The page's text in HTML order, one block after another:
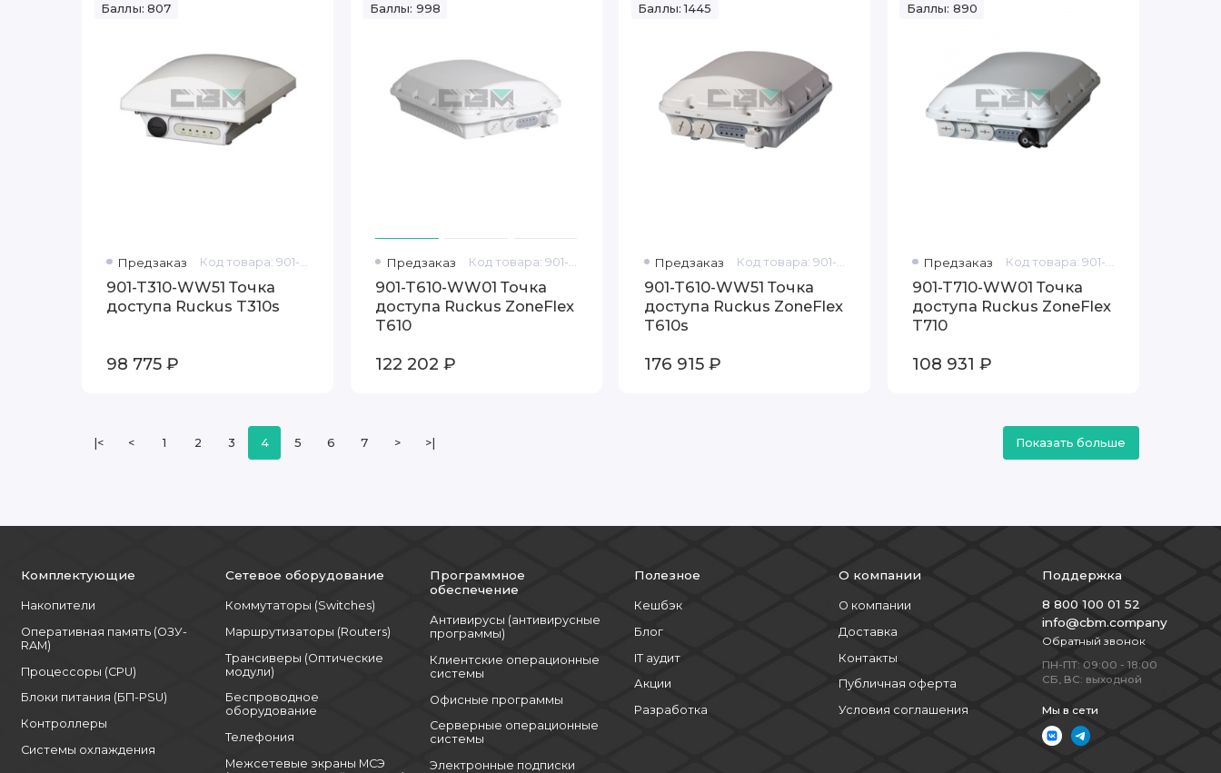
Баллы: 807
Предзаказ Код товара: 901-T310-WW51
901-T310-WW51 Точка
доступа Ruckus T310s
98 775 ₽
Баллы: 998
Предзаказ Код товара: 901-T610-WW01
901-T610-WW01 Точка
доступа Ruckus ZoneFlex
T610
122 202 ₽
Баллы: 1445
Предзаказ Код товара: 901-T610-WW51
901-T610-WW51 Точка
доступа Ruckus ZoneFlex
T610s
176 915 ₽
Баллы: 890
Предзаказ Код товара: 901-T710-WW01
901-T710-WW01 Точка
доступа Ruckus ZoneFlex
T710
108 931 ₽
|< < 1 2 3 4 5 6 7 > >| Показать больше
Комплектующие
Накопители
Оперативная память (ОЗУ-
RAM)
Процессоры (CPU)
Блоки питания (БП-PSU)
Контроллеры
Системы охлаждения
Сетевое оборудование
Коммутаторы (Switches)
Маршрутизаторы (Routers)
Трансиверы (Оптические
модули)
Беспроводное
оборудование
Телефония
Межсетевые экраны МСЭ
Программное
обеспечение
Антивирусы (антивирусные
программы)
Клиентские операционные
системы
Офисные программы
Серверные операционные
системы
Электронные подписки
Полезное
Кешбэк
Блог
IT аудит
Акции
Разработка
О компании
О компании
Доставка
Контакты
Публичная оферта
Условия соглашения
Поддержка
8 800 100 01 52
info@cbm.company
Обратный звонок
ПН-ПТ: 09:00 - 18:00
СБ, ВС: выходной
Мы в сети